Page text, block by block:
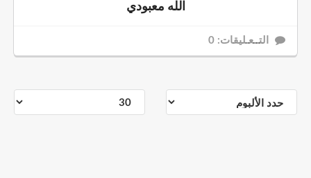
الله معبودي
التــعـليقات: 0